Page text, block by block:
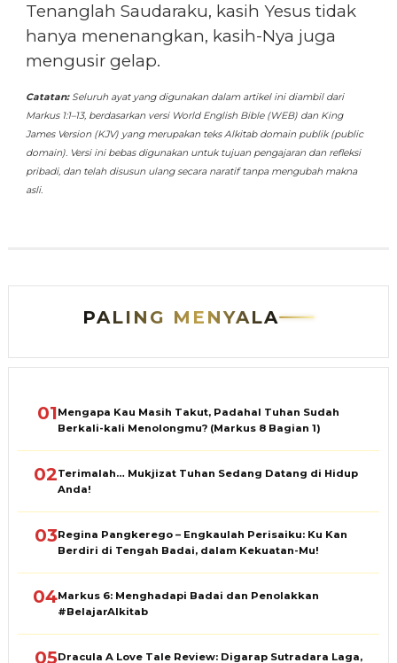
Tenanglah Saudaraku, kasih Yesus tidak
hanya menenangkan, kasih-Nya juga
mengusir gelap.
Catatan:Seluruh ayat yang digunakan dalam artikel ini diambil dari
Markus 1:1–13, berdasarkan versi World English Bible (WEB) dan King
James Version (KJV) yang merupakan teks Alkitab domain publik (public
domain). Versi ini bebas digunakan untuk tujuan pengajaran dan refleksi
pribadi, dan telah disusun ulang secara naratif tanpa mengubah makna
asli.
PALING MENYALA
01Mengapa Kau Masih Takut, Padahal Tuhan Sudah
Berkali-kali Menolongmu? (Markus 8 Bagian 1)
02Terimalah… Mukjizat Tuhan Sedang Datang di Hidup
Anda!
03Regina Pangkerego – Engkaulah Perisaiku: Ku Kan
Berdiri di Tengah Badai, dalam Kekuatan-Mu!
04Markus 6: Menghadapi Badai dan Penolakkan
#BelajarAlkitab
05Dracula A Love Tale Review: Digarap Sutradara Laga,